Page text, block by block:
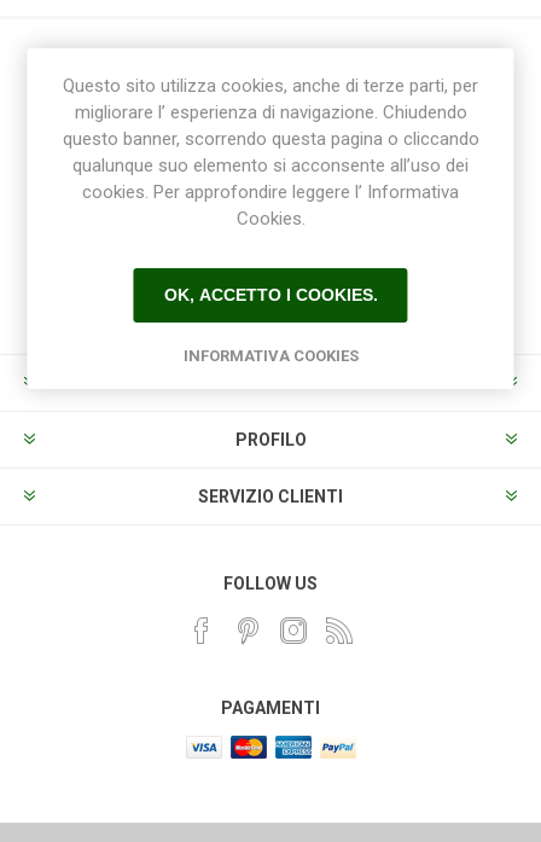
Ricevi la newsletter
PROFILO
SERVIZIO CLIENTI
FOLLOW US
PAGAMENTI
Questo sito utilizza cookies, anche di terze parti, per
migliorare l’ esperienza di navigazione. Chiudendo
questo banner, scorrendo questa pagina o cliccando
qualunque suo elemento si acconsente all’uso dei
cookies. Per approfondire leggere l’ Informativa
Cookies.
OK, ACCETTO I COOKIES.
INFORMATIVA COOKIES